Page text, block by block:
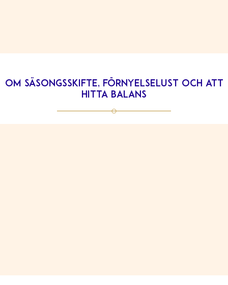
Om säsongsskifte, förnyelselust och att
hitta balans